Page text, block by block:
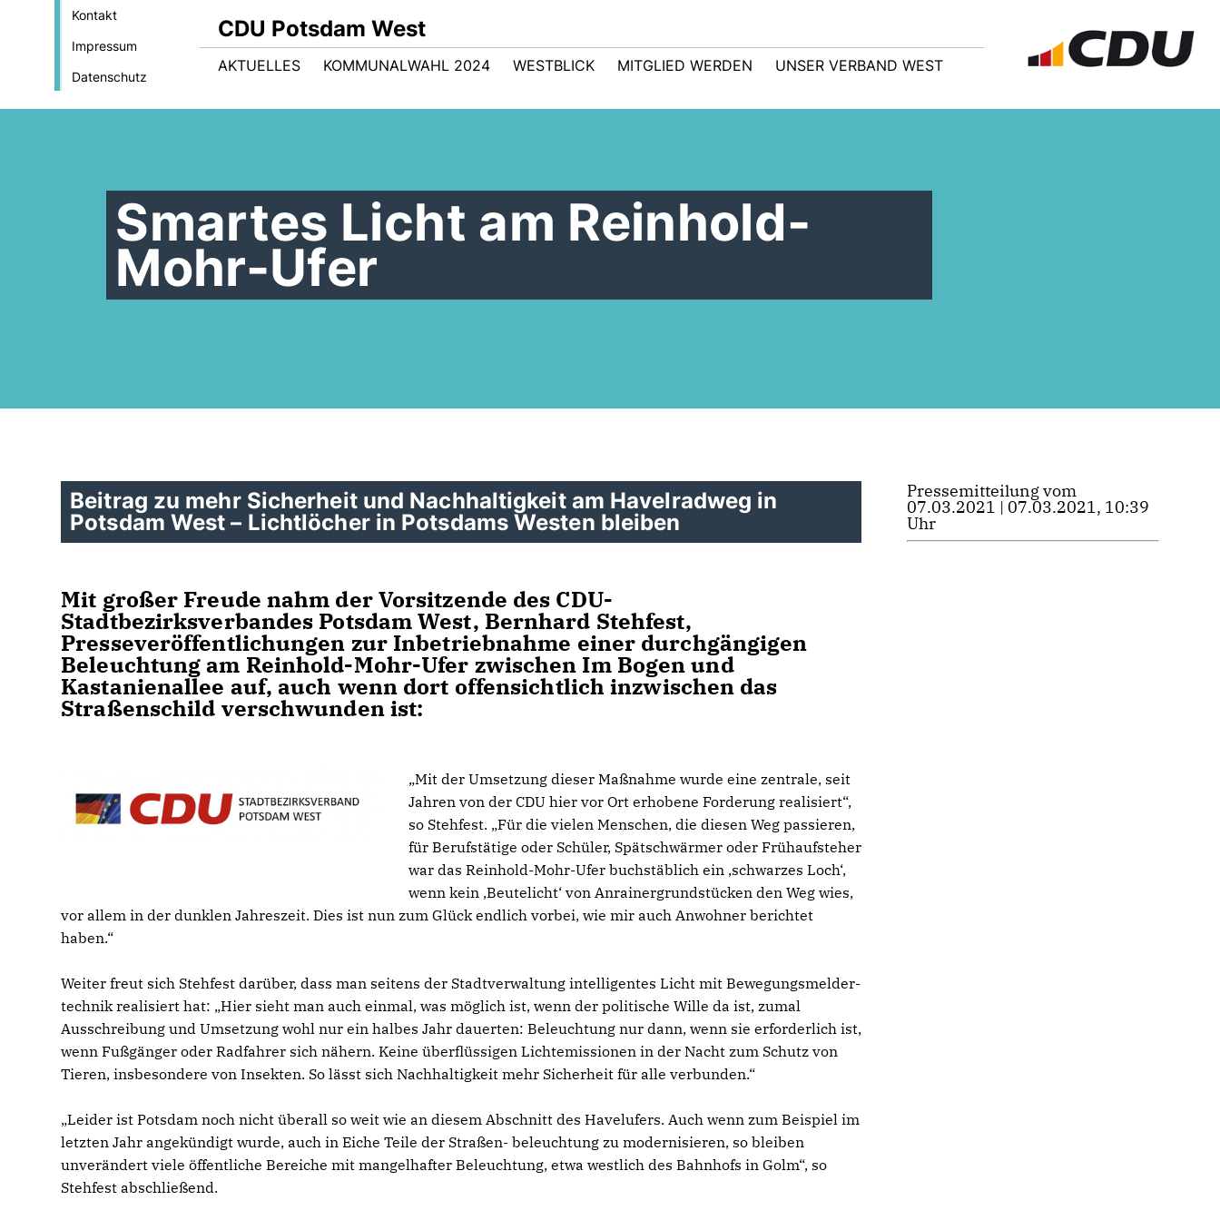
Kontakt
Impressum
Datenschutz
CDU Potsdam West
AKTUELLES KOMMUNALWAHL 2024 WESTBLICK MITGLIED WERDEN UNSER VERBAND WEST
Smartes Licht am Reinhold-
Mohr-Ufer
Beitrag zu mehr Sicherheit und Nachhaltigkeit am Havelradweg in
Potsdam West – Lichtlöcher in Potsdams Westen bleiben
Mit großer Freude nahm der Vorsitzende des CDU-
Stadtbezirksverbandes Potsdam West, Bernhard Stehfest,
Presseveröffentlichungen zur Inbetriebnahme einer durchgängigen
Beleuchtung am Reinhold-Mohr-Ufer zwischen Im Bogen und
Kastanienallee auf, auch wenn dort offensichtlich inzwischen das
Straßenschild verschwunden ist:
Mit der Umsetzung dieser Maßnahme wurde eine zentrale, seit
Jahren von der CDU hier vor Ort erhobene Forderung realisiert“,
so Stehfest. „Für die vielen Menschen, die diesen Weg passieren,
für Berufstätige oder Schüler, Spätschwärmer oder Frühaufsteher
war das Reinhold-Mohr-Ufer buchstäblich ein ‚schwarzes Loch‘,
wenn kein ‚Beutelicht‘ von Anrainergrundstücken den Weg wies,
vor allem in der dunklen Jahreszeit. Dies ist nun zum Glück endlich vorbei, wie mir auch Anwohner berichtet
haben.“
Weiter freut sich Stehfest darüber, dass man seitens der Stadtverwaltung intelligentes Licht mit Bewegungsmelder-
technik realisiert hat: „Hier sieht man auch einmal, was möglich ist, wenn der politische Wille da ist, zumal
Ausschreibung und Umsetzung wohl nur ein halbes Jahr dauerten: Beleuchtung nur dann, wenn sie erforderlich ist,
wenn Fußgänger oder Radfahrer sich nähern. Keine überflüssigen Lichtemissionen in der Nacht zum Schutz von
Tieren, insbesondere von Insekten. So lässt sich Nachhaltigkeit mehr Sicherheit für alle verbunden.“
Leider ist Potsdam noch nicht überall so weit wie an diesem Abschnitt des Havelufers. Auch wenn zum Beispiel im
letzten Jahr angekündigt wurde, auch in Eiche Teile der Straßen- beleuchtung zu modernisieren, so bleiben
unverändert viele öffentliche Bereiche mit mangelhafter Beleuchtung, etwa westlich des Bahnhofs in Golm“, so
Stehfest abschließend.
Pressemitteilung vom
07.03.2021 | 07.03.2021, 10:39
Uhr